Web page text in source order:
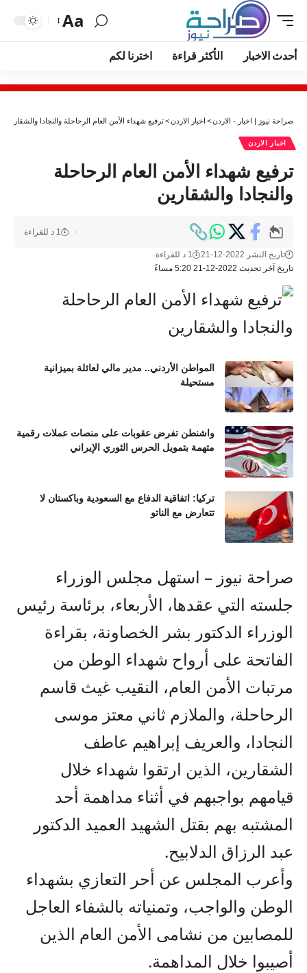
Aa
أحدث الاخبار الأكثر قراءة اخترنا لكم
صراحة نيوز | اخبار - الاردن> اخبار الاردن>ترفيع شهداء الأمن العام الرحاحلة والنجادا والشقارين
اخبار الاردن
ترفيع شهداء الأمن العام الرحاحلة
والنجادا والشقارين
تاريخ آخر تحديث 2022-12-21 5:20 مساءً
تاريخ النشر 2022-12-21 1 د للقراءة
1 د للقراءة
المواطن الأردني.. مدير مالي لعائلة بميزانية
مستحيلة
واشنطن تفرض عقوبات على منصات عملات رقمية
متهمة بتمويل الحرس الثوري الإيراني
تركيا: اتفاقية الدفاع مع السعودية وباكستان لا
تتعارض مع الناتو
صراحة نيوز – استهل مجلس الوزراء
جلسته التي عقدها، الأربعاء، برئاسة رئيس
الوزراء الدكتور بشر الخصاونة، بقراءة
الفاتحة على أرواح شهداء الوطن من
مرتبات الأمن العام، النقيب غيث قاسم
الرحاحلة، والملازم ثاني معتز موسى
النجادا، والعريف إبراهيم عاطف
الشقارين، الذين ارتقوا شهداء خلال
قيامهم بواجبهم في أثناء مداهمة أحد
المشتبه بهم بقتل الشهيد العميد الدكتور
عبد الرزاق الدلابيح.
وأعرب المجلس عن أحر التعازي بشهداء
الوطن والواجب، وتمنياته بالشفاء العاجل
للمصابين من نشامى الأمن العام الذين
أصيبوا خلال المداهمة.